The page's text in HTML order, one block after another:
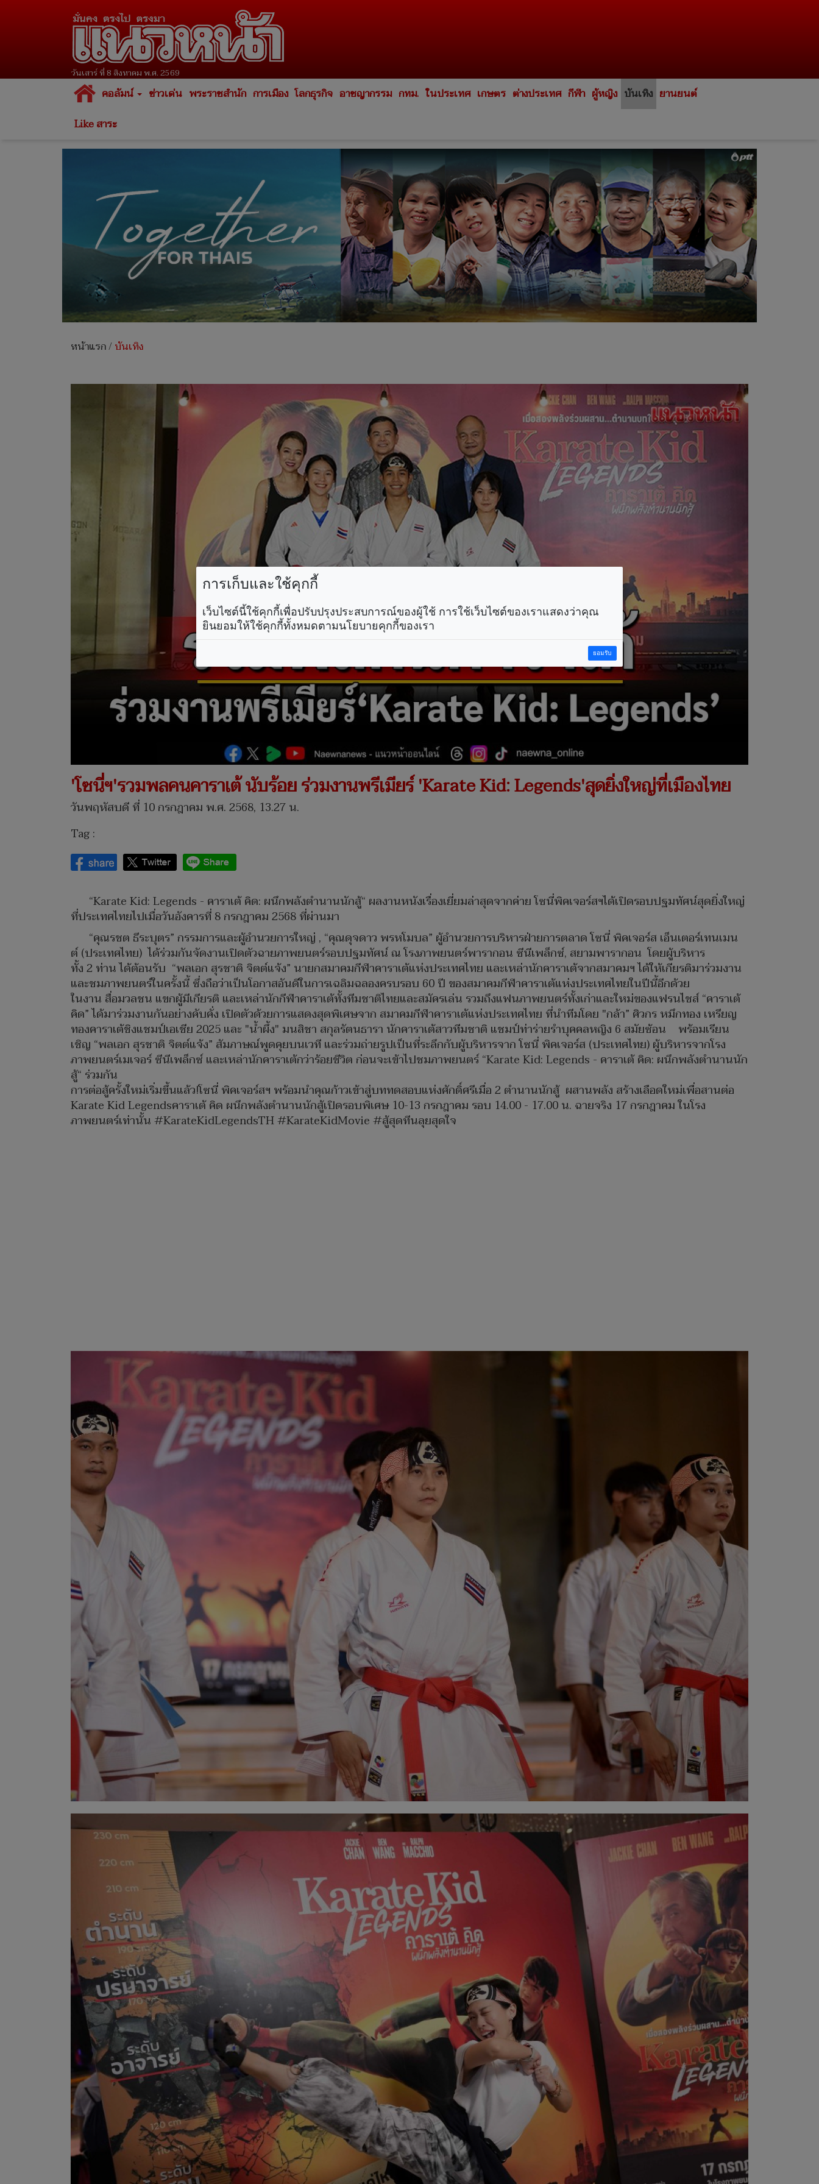
วันเสาร์ ที่ 8 สิงหาคม พ.ศ. 2569
คอลัมน์ ข่าวเด่น พระราชสำนัก การเมือง โลกธุรกิจ อาชญากรรม กทม. ในประเทศ เกษตร ต่างประเทศ กีฬา ผู้หญิง บันเทิง ยานยนต์
Like สาระ
หน้าแรก/บันเทิง
'โซนี่ฯ'รวมพลคนคาราเต้ นับร้อย ร่วมงานพรีเมียร์ 'Karate Kid: Legends'สุดยิ่งใหญ่ที่เมืองไทย
วันพฤหัสบดี ที่ 10 กรกฎาคม พ.ศ. 2568, 13.27 น.
Tag :
“Karate Kid: Legends - คาราเต้ คิด: ผนึกพลังตำนานนักสู้“ ผลงานหนังเรื่องเยี่ยมล่าสุดจากค่าย โซนี่พิคเจอร์สฯได้เปิดรอบปฐมทัศน์สุดยิ่งใหญ่
ที่ประเทศไทยไปเมื่อวันอังคารที่ 8 กรกฎาคม 2568 ที่ผ่านมา
“คุณรชต ธีระบุตร” กรรมการและผู้อำนวยการใหญ่ , “คุณดุจดาว พรหโมบล” ผู้อำนวยการบริหารฝ่ายการตลาด โซนี่ พิคเจอร์ส เอ็นเตอร์เทนเมน
ต์ (ประเทศไทย) ได้ร่วมกันจัดงานเปิดตัวฉายภาพยนตร์รอบปฐมทัศน์ ณ โรงภาพยนตร์พารากอน ซีนีเพล็กซ์, สยามพารากอน โดยผู้บริหาร
ทั้ง 2 ท่าน ได้ต้อนรับ “พลเอก สุรชาติ จิตต์แจ้ง” นายกสมาคมกีฬาคาราเต้แห่งประเทศไทย และเหล่านักคาราเต้จากสมาคมฯ ได้ให้เกียรติมาร่วมงาน
และชมภาพยนตร์ในครั้งนี้ ซึ่งถือว่าเป็นโอกาสอันดีในการเฉลิมฉลองครบรอบ 60 ปี ของสมาคมกีฬาคาราเต้แห่งประเทศไทยในปีนี้อีกด้วย
ในงาน สื่อมวลชน แขกผู้มีเกียรติ และเหล่านักกีฬาคาราเต้ทั้งทีมชาติไทยและสมัครเล่น รวมถึงแฟนภาพยนตร์ทั้งเก่าและใหม่ของแฟรนไชส์ “คาราเต้
คิด” ได้มาร่วมงานกันอย่างคับคั่ง เปิดตัวด้วยการแสดงสุดพิเศษจาก สมาคมกีฬาคาราเต้แห่งประเทศไทย ที่นำทีมโดย "กล้า” ศิวกร หมึกทอง เหรียญ
ทองคาราเต้ชิงแชมป์เอเชีย 2025 และ "น้ำผึ้ง" มนสิชา สกุลรัตนธารา นักคาราเต้สาวทีมชาติ แชมป์ท่าร่ายรำบุคคลหญิง 6 สมัยซ้อน พร้อมเรียน
เชิญ “พลเอก สุรชาติ จิตต์แจ้ง” สัมภาษณ์พูดคุยบนเวที และร่วมถ่ายรูปเป็นที่ระลึกกับผู้บริหารจาก โซนี่ พิคเจอร์ส (ประเทศไทย) ผู้บริหารจากโรง
ภาพยนตร์เมเจอร์ ซีนีเพล็กซ์ และเหล่านักคาราเต้กว่าร้อยชีวิต ก่อนจะเข้าไปชมภาพยนตร์ “Karate Kid: Legends - คาราเต้ คิด: ผนึกพลังตำนานนัก
สู้“ ร่วมกัน
การต่อสู้ครั้งใหม่เริ่มขึ้นแล้ว!โซนี่ พิคเจอร์สฯ พร้อมนำคุณก้าวเข้าสู่บททดสอบแห่งศักดิ์ศรีเมื่อ 2 ตำนานนักสู้ ผสานพลัง สร้างเลือดใหม่เพื่อสานต่อ
Karate Kid Legendsคาราเต้ คิด ผนึกพลังตำนานนักสู้เปิดรอบพิเศษ 10-13 กรกฎาคม รอบ 14.00 - 17.00 น. ฉายจริง 17 กรกฎาคม ในโรง
ภาพยนตร์เท่านั้น #KarateKidLegendsTH #KarateKidMovie #สู้สุดทีนลุยสุดใจ
การเก็บและใช้คุกกี้
เว็บไซต์นี้ใช้คุกกี้เพื่อปรับปรุงประสบการณ์ของผู้ใช้ การใช้เว็บไซต์ของเราแสดงว่าคุณ
ยินยอมให้ใช้คุกกี้ทั้งหมดตามนโยบายคุกกี้ของเรา
ยอมรับ